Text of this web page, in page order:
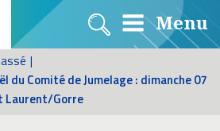
Menu
|
du Comité de Jumelage : dimanche 07
Laurent/Gorre